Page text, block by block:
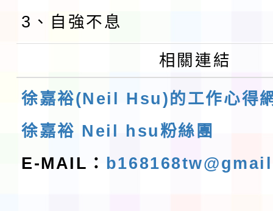
3、自強不息
相關連結
徐嘉裕(Neil Hsu)的工作心得
徐嘉裕 Neil hsu粉絲團
E-MAIL：